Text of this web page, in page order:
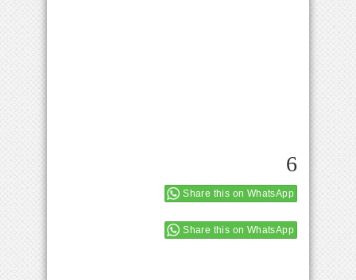
6
Share this on WhatsApp
Share this on WhatsApp